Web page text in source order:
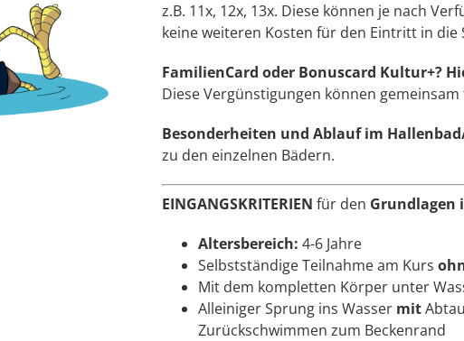
z.B. 11x, 12x, 13x. Diese können je nach
keine weiteren Kosten für den Eintritt in die
FamilienCard oder Bonuscard Kultur+?
Diese Vergünstigungen können
Besonderheiten und Ablauf im
zu den einzelnen Bädern.
EINGANGSKRITERIEN für den Grundlagen
Altersbereich: 4-6 Jahre
Selbstständige Teilnahme am Kurs
Mit dem kompletten Körper unter
Alleiniger Sprung ins Wasser mit
Zurückschwimmen zum Beckenrand